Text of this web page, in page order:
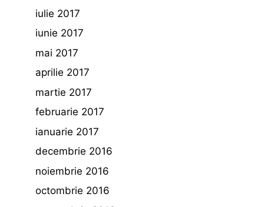
iulie 2017
iunie 2017
mai 2017
aprilie 2017
martie 2017
februarie 2017
ianuarie 2017
decembrie 2016
noiembrie 2016
octombrie 2016